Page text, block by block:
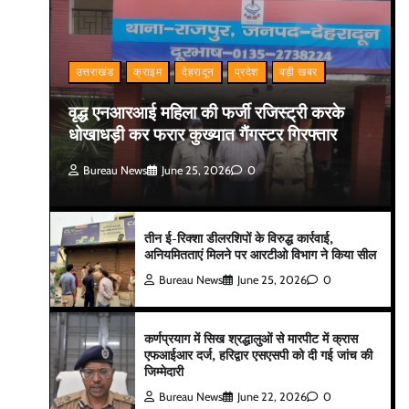
उत्तराखंड क्राइम देहरादून प्रदेश बड़ी खबर
वृद्ध एनआरआई महिला की फर्जी रजिस्ट्री करके
धोखाधड़ी कर फरार कुख्यात गैंगस्टर गिरफ्तार
Bureau News June 25, 2026 0
तीन ई-रिक्शा डीलरशिपों के विरुद्ध कार्रवाई,
अनियमितताएं मिलने पर आरटीओ विभाग ने किया सील
Bureau News June 25, 2026 0
कर्णप्रयाग में सिख श्रद्धालुओं से मारपीट में क्रास
एफआईआर दर्ज, हरिद्वार एसएसपी को दी गई जांच की
जिम्मेदारी
Bureau News June 22, 2026 0